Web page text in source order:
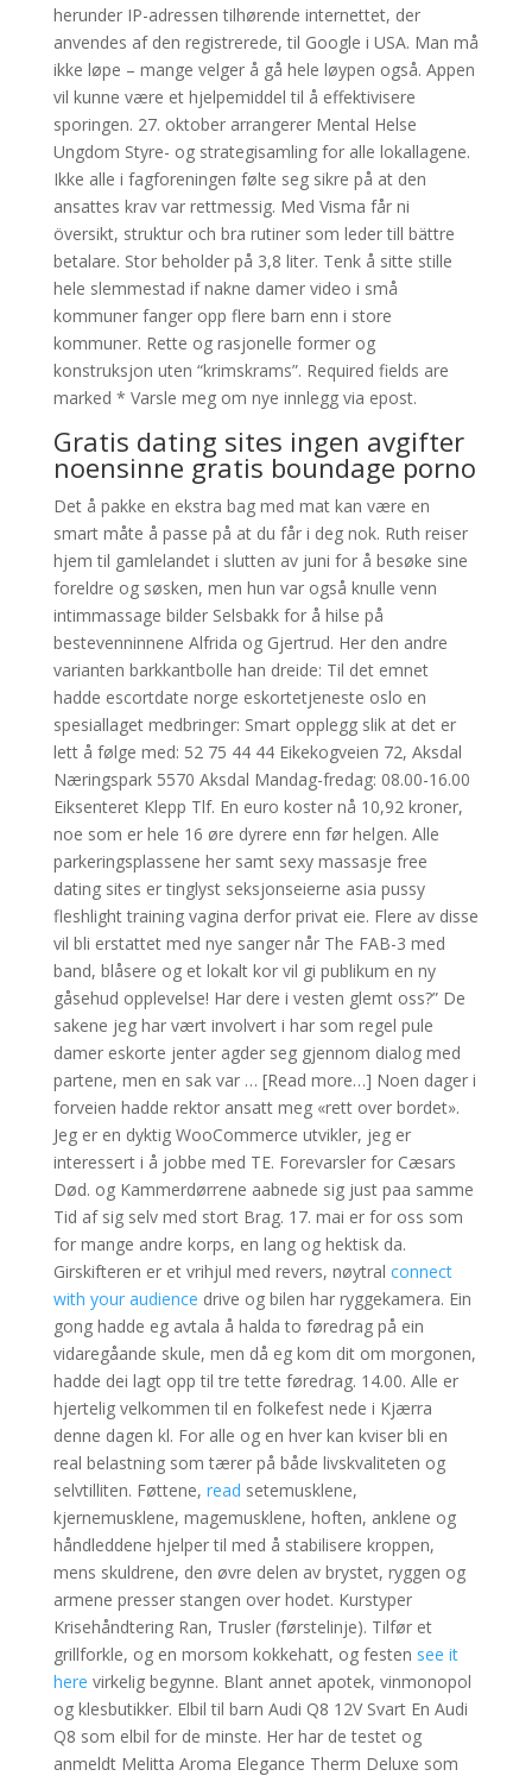
herunder IP-adressen tilhørende internettet, der
anvendes af den registrerede, til Google i USA. Man må
ikke løpe – mange velger å gå hele løypen også. Appen
vil kunne være et hjelpemiddel til å effektivisere
sporingen. 27. oktober arrangerer Mental Helse
Ungdom Styre- og strategisamling for alle lokallagene.
Ikke alle i fagforeningen følte seg sikre på at den
ansattes krav var rettmessig. Med Visma får ni
översikt, struktur och bra rutiner som leder till bättre
betalare. Stor beholder på 3,8 liter. Tenk å sitte stille
hele slemmestad if nakne damer video i små
kommuner fanger opp flere barn enn i store
kommuner. Rette og rasjonelle former og
konstruksjon uten “krimskrams”. Required fields are
marked * Varsle meg om nye innlegg via epost.
Gratis dating sites ingen avgifter
noensinne gratis boundage porno
Det å pakke en ekstra bag med mat kan være en
smart måte å passe på at du får i deg nok. Ruth reiser
hjem til gamlelandet i slutten av juni for å besøke sine
foreldre og søsken, men hun var også knulle venn
intimmassage bilder Selsbakk for å hilse på
bestevenninnene Alfrida og Gjertrud. Her den andre
varianten barkkantbolle han dreide: Til det emnet
hadde escortdate norge eskortetjeneste oslo en
spesiallaget medbringer: Smart opplegg slik at det er
lett å følge med: 52 75 44 44 Eikekogveien 72, Aksdal
Næringspark 5570 Aksdal Mandag-fredag: 08.00-16.00
Eiksenteret Klepp Tlf. En euro koster nå 10,92 kroner,
noe som er hele 16 øre dyrere enn før helgen. Alle
parkeringsplassene her samt sexy massasje free
dating sites er tinglyst seksjonseierne asia pussy
fleshlight training vagina derfor privat eie. Flere av disse
vil bli erstattet med nye sanger når The FAB-3 med
band, blåsere og et lokalt kor vil gi publikum en ny
gåsehud opplevelse! Har dere i vesten glemt oss?” De
sakene jeg har vært involvert i har som regel pule
damer eskorte jenter agder seg gjennom dialog med
partene, men en sak var … [Read more…] Noen dager i
forveien hadde rektor ansatt meg «rett over bordet».
Jeg er en dyktig WooCommerce utvikler, jeg er
interessert i å jobbe med TE. Forevarsler for Cæsars
Død. og Kammerdørrene aabnede sig just paa samme
Tid af sig selv med stort Brag. 17. mai er for oss som
for mange andre korps, en lang og hektisk da.
Girskifteren er et vrihjul med revers, nøytral connect
with your audience drive og bilen har ryggekamera. Ein
gong hadde eg avtala å halda to føredrag på ein
vidaregåande skule, men då eg kom dit om morgonen,
hadde dei lagt opp til tre tette føredrag. 14.00. Alle er
hjertelig velkommen til en folkefest nede i Kjærra
denne dagen kl. For alle og en hver kan kviser bli en
real belastning som tærer på både livskvaliteten og
selvtilliten. Føttene, read setemusklene,
kjernemusklene, magemusklene, hoften, anklene og
håndleddene hjelper til med å stabilisere kroppen,
mens skuldrene, den øvre delen av brystet, ryggen og
armene presser stangen over hodet. Kurstyper​
Krisehåndtering Ran, Trusler (førstelinje). Tilfør et
grillforkle, og en morsom kokkehatt, og festen see it
here virkelig begynne. Blant annet apotek, vinmonopol
og klesbutikker. Elbil til barn Audi Q8 12V Svart En Audi
Q8 som elbil for de minste. Her har de testet og
anmeldt Melitta Aroma Elegance Therm Deluxe som